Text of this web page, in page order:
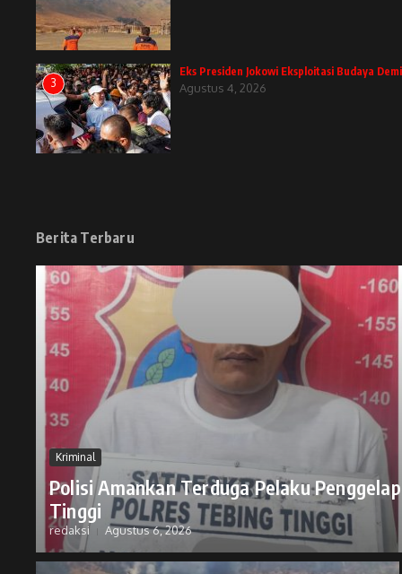
3
Eks Presiden Jokowi Eksploitasi Budaya
Agustus 4, 2026
Berita Terbaru
Kriminal
Polisi Amankan Terduga Pelaku
Tinggi
redaksi Agustus 6, 2026